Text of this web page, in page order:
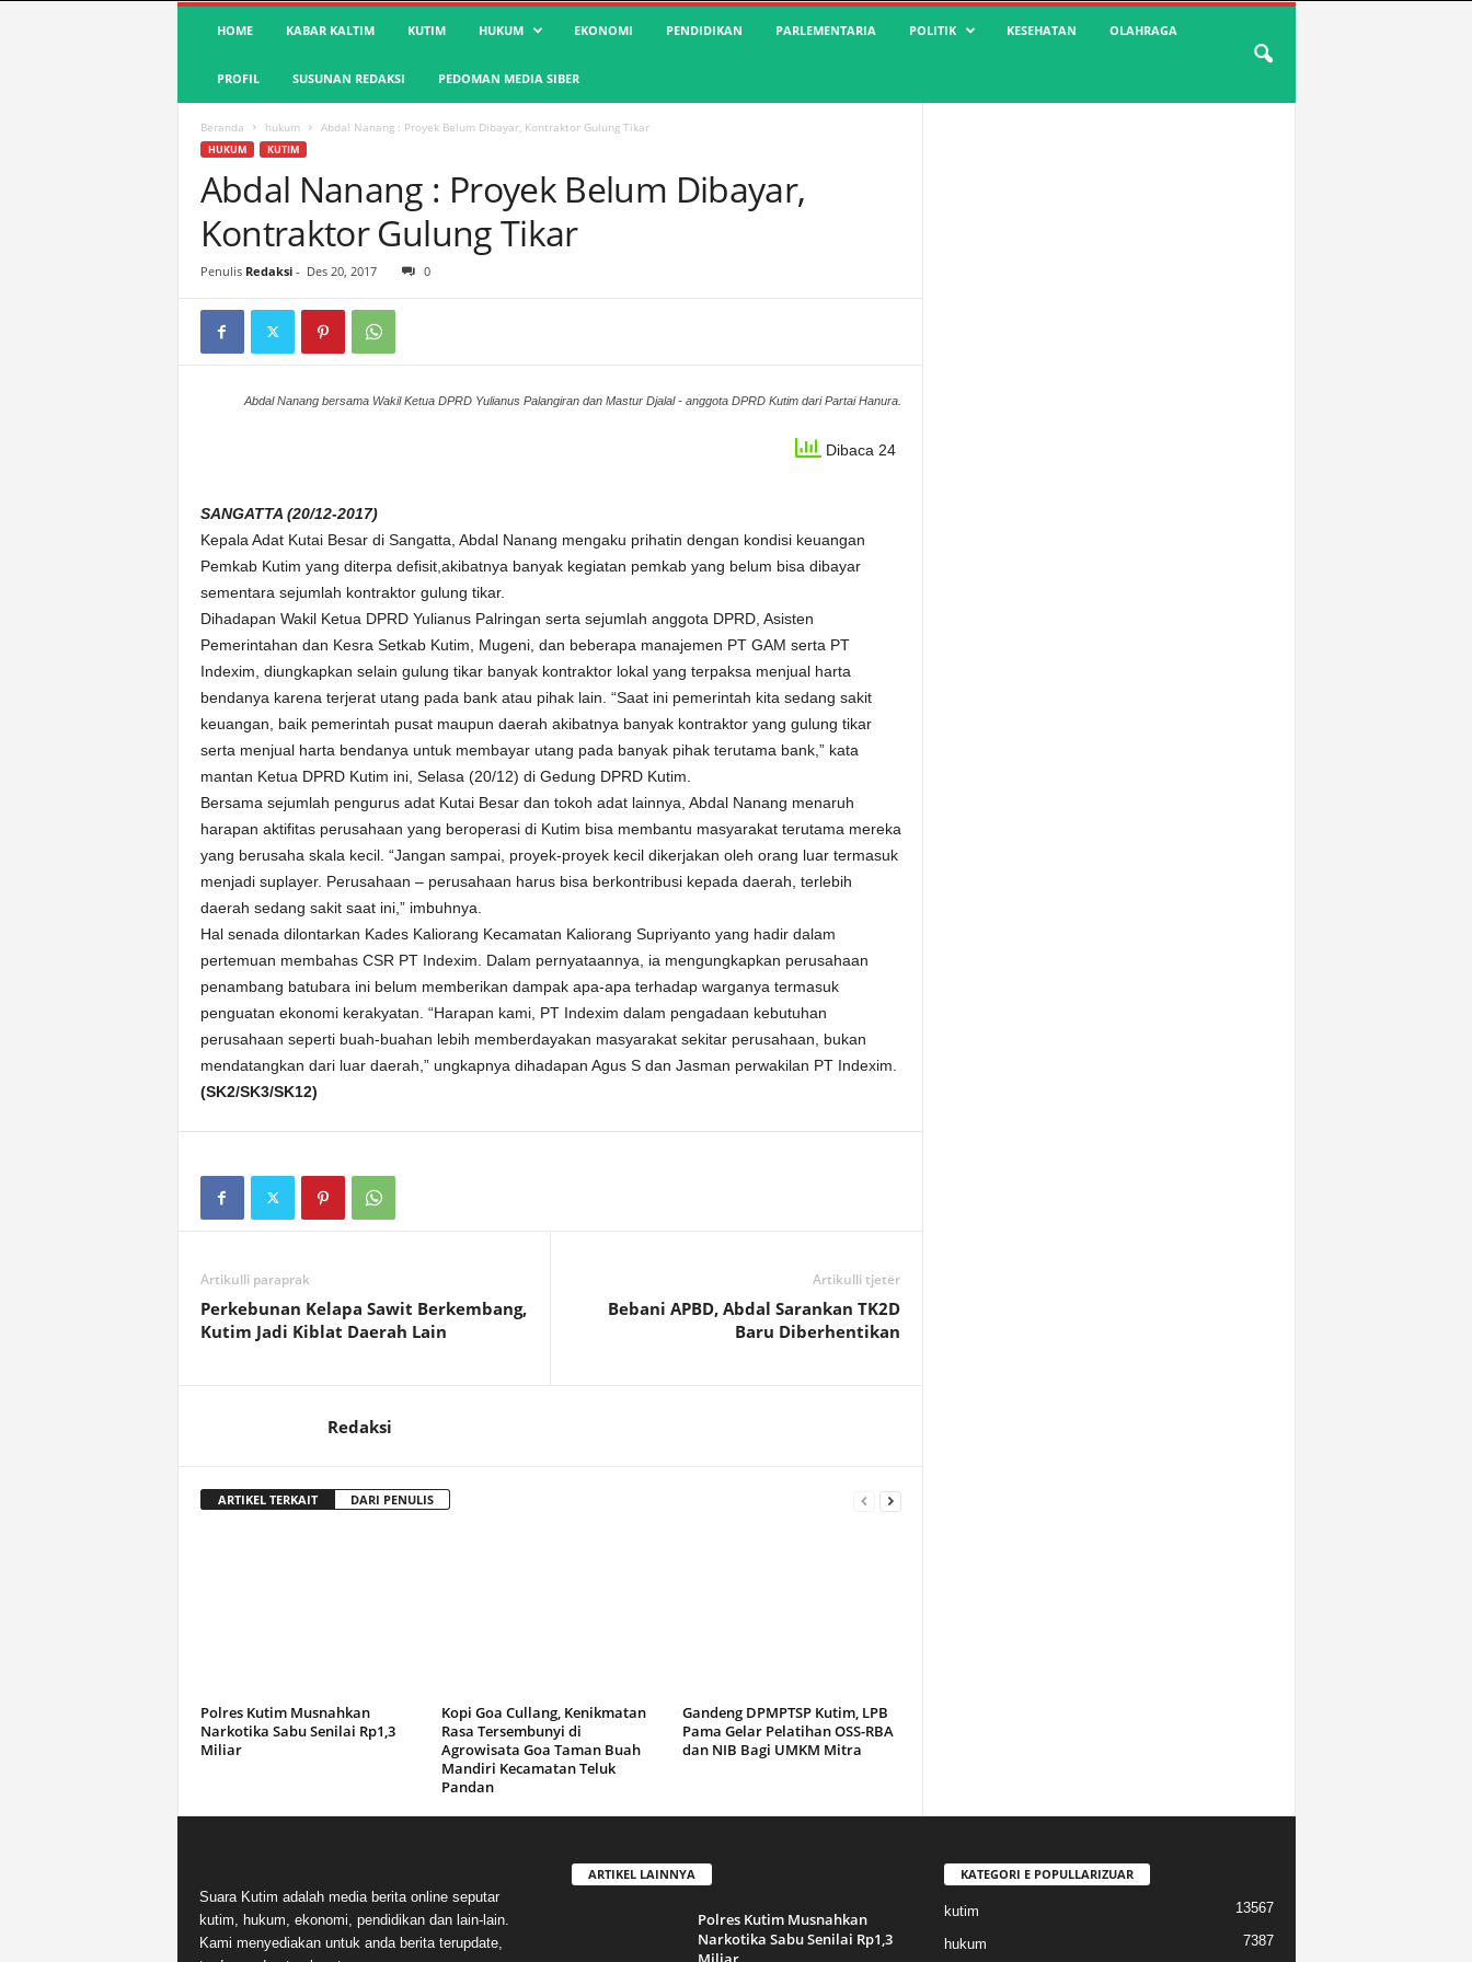
S
a
HOME KABAR KALTIM KUTIM HUKUM EKONOMI PENDIDIKAN PARLEMENTARIA POLITIK KESEHATAN OLAHRAGA
PROFIL SUSUNAN REDAKSI PEDOMAN MEDIA SIBER
Beranda hukum Abdal Nanang : Proyek Belum Dibayar, Kontraktor Gulung Tikar
HUKUM KUTIM
Abdal Nanang : Proyek Belum Dibayar,
Kontraktor Gulung Tikar
Penulis Redaksi- Des 20, 2017 0
Abdal Nanang bersama Wakil Ketua DPRD Yulianus Palangiran dan Mastur Djalal - anggota DPRD Kutim dari Partai Hanura.
Dibaca 24
SANGATTA (20/12-2017)
Kepala Adat Kutai Besar di Sangatta, Abdal Nanang mengaku prihatin dengan kondisi keuangan
Pemkab Kutim yang diterpa defisit,akibatnya banyak kegiatan pemkab yang belum bisa dibayar
sementara sejumlah kontraktor gulung tikar.
Dihadapan Wakil Ketua DPRD Yulianus Palringan serta sejumlah anggota DPRD, Asisten
Pemerintahan dan Kesra Setkab Kutim, Mugeni, dan beberapa manajemen PT GAM serta PT
Indexim, diungkapkan selain gulung tikar banyak kontraktor lokal yang terpaksa menjual harta
bendanya karena terjerat utang pada bank atau pihak lain. “Saat ini pemerintah kita sedang sakit
keuangan, baik pemerintah pusat maupun daerah akibatnya banyak kontraktor yang gulung tikar
serta menjual harta bendanya untuk membayar utang pada banyak pihak terutama bank,” kata
mantan Ketua DPRD Kutim ini, Selasa (20/12) di Gedung DPRD Kutim.
Bersama sejumlah pengurus adat Kutai Besar dan tokoh adat lainnya, Abdal Nanang menaruh
harapan aktifitas perusahaan yang beroperasi di Kutim bisa membantu masyarakat terutama mereka
yang berusaha skala kecil. “Jangan sampai, proyek-proyek kecil dikerjakan oleh orang luar termasuk
menjadi suplayer. Perusahaan – perusahaan harus bisa berkontribusi kepada daerah, terlebih
daerah sedang sakit saat ini,” imbuhnya.
Hal senada dilontarkan Kades Kaliorang Kecamatan Kaliorang Supriyanto yang hadir dalam
pertemuan membahas CSR PT Indexim. Dalam pernyataannya, ia mengungkapkan perusahaan
penambang batubara ini belum memberikan dampak apa-apa terhadap warganya termasuk
penguatan ekonomi kerakyatan. “Harapan kami, PT Indexim dalam pengadaan kebutuhan
perusahaan seperti buah-buahan lebih memberdayakan masyarakat sekitar perusahaan, bukan
mendatangkan dari luar daerah,” ungkapnya dihadapan Agus S dan Jasman perwakilan PT Indexim.
(SK2/SK3/SK12)
Artikulli paraprak
Perkebunan Kelapa Sawit Berkembang,
Kutim Jadi Kiblat Daerah Lain
Artikulli tjetër
Bebani APBD, Abdal Sarankan TK2D
Baru Diberhentikan
Redaksi
ARTIKEL TERKAIT DARI PENULIS
Polres Kutim Musnahkan
Narkotika Sabu Senilai Rp1,3
Miliar
Kopi Goa Cullang, Kenikmatan
Rasa Tersembunyi di
Agrowisata Goa Taman Buah
Mandiri Kecamatan Teluk
Pandan
Gandeng DPMPTSP Kutim, LPB
Pama Gelar Pelatihan OSS-RBA
dan NIB Bagi UMKM Mitra
Suara Kutim adalah media berita online seputar
kutim, hukum, ekonomi, pendidikan dan lain-lain.
Kami menyediakan untuk anda berita terupdate,
ARTIKEL LAINNYA
Polres Kutim Musnahkan
Narkotika Sabu Senilai Rp1,3
KATEGORI E POPULLARIZUAR
kutim 13567
hukum 7387